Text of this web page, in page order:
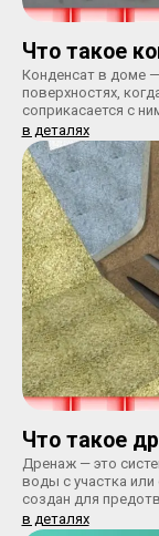
Что такое
Конденсат в доме
поверхностях,
соприкасается с
образовываться на
всего наблюдается
помещения выше,
в деталях
Что такое
Дренаж — это
воды с участка
создан для
грунтовой воды,
в деталях